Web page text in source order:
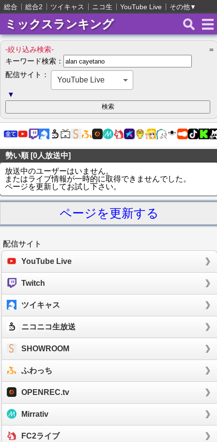
総合 総合2 ツイキャス ニコ生 YouTube Live その他▼
ミックスランキング
-絞り込み検索-
＝
キーワード検索：
配信サイト：
YouTube Live
▼
勢い順 [0人放送中]
放送中のユーザーはいません。
またはライブ情報が一時的に取得できませんでした。
ページを更新してお試し下さい。
ページを更新する
配信サイト
YouTube Live
Twitch
ツイキャス
ニコニコ生放送
SHOWROOM
ふわっち
OPENREC.tv
Mirrativ
FC2ライブ